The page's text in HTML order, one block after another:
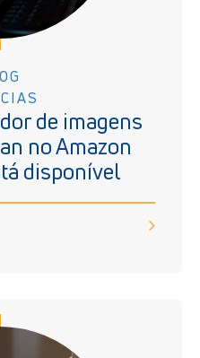
de imagens
no Amazon
disponível